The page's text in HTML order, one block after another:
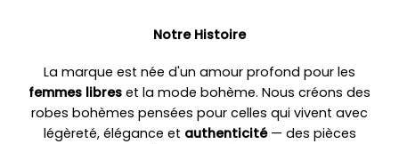
Notre Histoire
La marque est née d'un amour profond pour les
femmes libres et la mode bohème. Nous créons des
robes bohèmes pensées pour celles qui vivent avec
légèreté, élégance et authenticité— des pièces